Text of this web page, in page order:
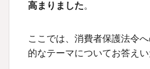
高まりました。
ここでは、消費者保護法令
的なテーマについてお答えい